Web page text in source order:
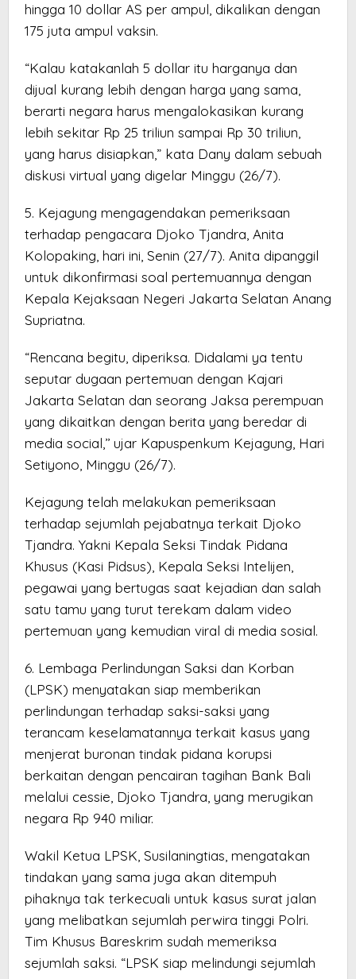
hingga 10 dollar AS per ampul, dikalikan dengan
175 juta ampul vaksin.
“Kalau katakanlah 5 dollar itu harganya dan
dijual kurang lebih dengan harga yang sama,
berarti negara harus mengalokasikan kurang
lebih sekitar Rp 25 triliun sampai Rp 30 triliun,
yang harus disiapkan,” kata Dany dalam sebuah
diskusi virtual yang digelar Minggu (26/7).
5. Kejagung mengagendakan pemeriksaan
terhadap pengacara Djoko Tjandra, Anita
Kolopaking, hari ini, Senin (27/7). Anita dipanggil
untuk dikonfirmasi soal pertemuannya dengan
Kepala Kejaksaan Negeri Jakarta Selatan Anang
Supriatna.
“Rencana begitu, diperiksa. Didalami ya tentu
seputar dugaan pertemuan dengan Kajari
Jakarta Selatan dan seorang Jaksa perempuan
yang dikaitkan dengan berita yang beredar di
media social,’’ ujar Kapuspenkum Kejagung, Hari
Setiyono, Minggu (26/7).
Kejagung telah melakukan pemeriksaan
terhadap sejumlah pejabatnya terkait Djoko
Tjandra. Yakni Kepala Seksi Tindak Pidana
Khusus (Kasi Pidsus), Kepala Seksi Intelijen,
pegawai yang bertugas saat kejadian dan salah
satu tamu yang turut terekam dalam video
pertemuan yang kemudian viral di media sosial.
6. Lembaga Perlindungan Saksi dan Korban
(LPSK) menyatakan siap memberikan
perlindungan terhadap saksi-saksi yang
terancam keselamatannya terkait kasus yang
menjerat buronan tindak pidana korupsi
berkaitan dengan pencairan tagihan Bank Bali
melalui cessie, Djoko Tjandra, yang merugikan
negara Rp 940 miliar.
Wakil Ketua LPSK, Susilaningtias, mengatakan
tindakan yang sama juga akan ditempuh
pihaknya tak terkecuali untuk kasus surat jalan
yang melibatkan sejumlah perwira tinggi Polri.
Tim Khusus Bareskrim sudah memeriksa
sejumlah saksi. “LPSK siap melindungi sejumlah